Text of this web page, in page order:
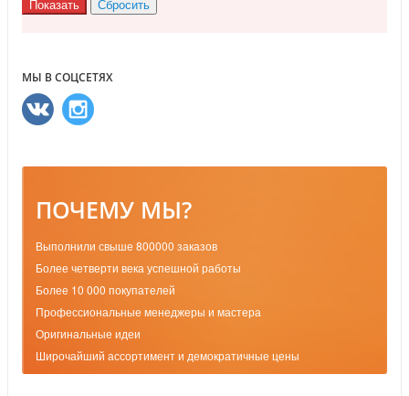
МЫ В СОЦСЕТЯХ
ПОЧЕМУ МЫ?
Выполнили свыше 800000 заказов
Более четверти века успешной работы
Более 10 000 покупателей
Профессиональные менеджеры и мастера
Оригинальные идеи
Широчайший ассортимент и демократичные цены